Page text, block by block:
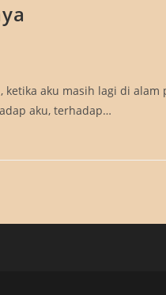
aku masih lagi di alam
aku, terhadap…